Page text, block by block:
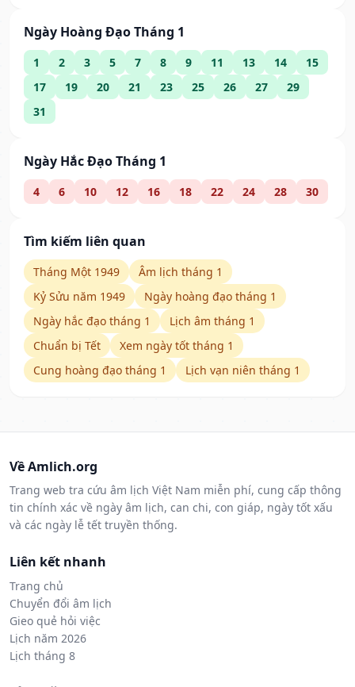
Ngày Hoàng Đạo Tháng 1
1 2 3 5 7 8 9 11 13 14
15
17
19 20 21 23 25 26 27
29
31
Ngày Hắc Đạo Tháng 1
4 6 10 12 16 18 22 24 28 30
Tìm kiếm liên quan
Tháng Một 1949
Âm lịch tháng 1
Kỷ Sửu năm 1949
Ngày hoàng đạo tháng 1
Ngày hắc đạo tháng 1
Lịch âm tháng 1
Chuẩn bị Tết
Xem ngày tốt tháng 1
Cung hoàng đạo tháng 1
Lịch vạn niên tháng 1
Về Amlich.org
Trang web tra cứu âm lịch Việt Nam miễn phí, cung cấp thông
tin chính xác về ngày âm lịch, can chi, con giáp, ngày tốt xấu
và các ngày lễ tết truyền thống.
Liên kết nhanh
Trang chủ
Chuyển đổi âm lịch
Gieo quẻ hỏi việc
Lịch năm 2026
Lịch tháng 8